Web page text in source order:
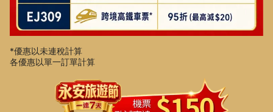
*優惠以未連稅計算
各優惠以單一訂單計算